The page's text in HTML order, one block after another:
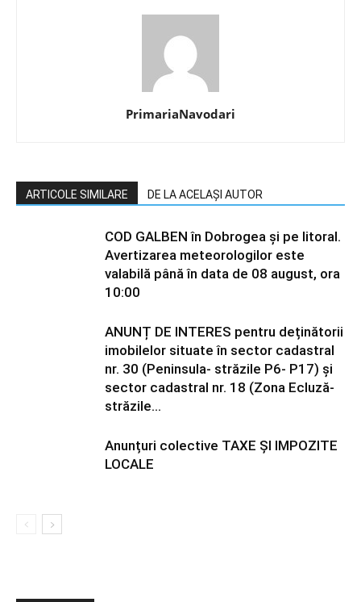
PrimariaNavodari
ARTICOLE SIMILARE DE LA ACELAȘI AUTOR
COD GALBEN în Dobrogea și pe litoral.
Avertizarea meteorologilor este
valabilă până în data de 08 august, ora
10:00
ANUNȚ DE INTERES pentru deținătorii
imobilelor situate în sector cadastral
nr. 30 (Peninsula- străzile P6- P17) și
sector cadastral nr. 18 (Zona Ecluză-
străzile...
Anunțuri colective TAXE ȘI IMPOZITE
LOCALE